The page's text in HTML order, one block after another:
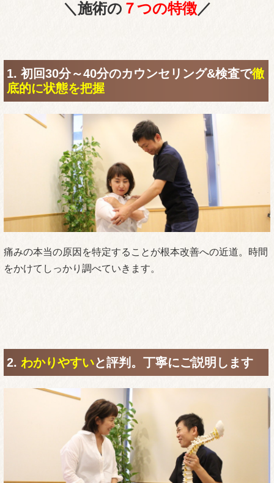
＼施術の ７つの特徴／
1. 初回30分～40分のカウンセリング&検査で徹
底的に状態を把握
痛みの本当の原因を特定することが根本改善への近道。時間
をかけてしっかり調べていきます。
2. わかりやすいと評判。丁寧にご説明します